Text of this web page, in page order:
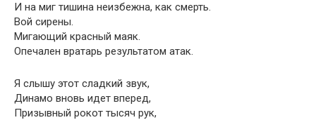
И на миг тишина неизбежна, как смерть.
Вой сирены.
Мигающий красный маяк.
Опечален вратарь результатом атак.
Я слышу этот сладкий звук,
Динамо вновь идет вперед,
Призывный рокот тысяч рук,